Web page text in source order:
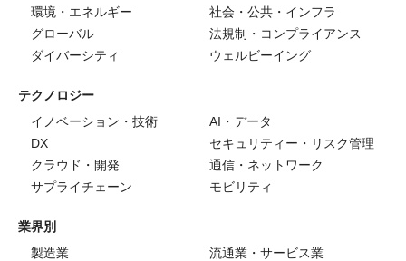
環境・エネルギー
社会・公共・インフラ
グローバル
法規制・コンプライアンス
ダイバーシティ
ウェルビーイング
テクノロジー
イノベーション・技術
AI・データ
DX
セキュリティー・リスク管理
クラウド・開発
通信・ネットワーク
サプライチェーン
モビリティ
業界別
製造業
流通業・サービス業